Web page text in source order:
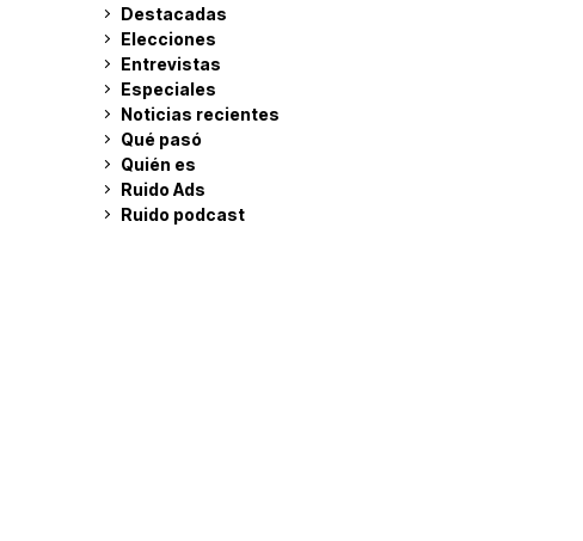
Destacadas
Elecciones
Entrevistas
Especiales
Noticias recientes
Qué pasó
Quién es
Ruido Ads
Ruido podcast